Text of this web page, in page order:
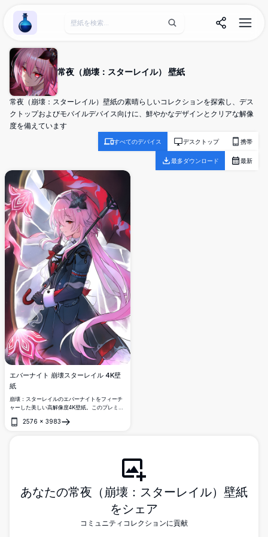
Wallpaper Alchemy
常夜（崩壊：スターレイル） 壁紙
常夜（崩壊：スターレイル）壁紙の素晴らしいコレクションを探索し、デス
クトップおよびモバイルデバイス向けに、鮮やかなデザインとクリアな解像
度を備えています
すべてのデバイス デスクトップ 携帯
最多ダウンロード 最新
エバーナイト 崩壊スターレイル 4K壁
紙
崩壊：スターレイルのエバーナイトをフィーチ
ャーした美しい高解像度4K壁紙。このプレミア
の髪、華やかな花の装飾、ドラマチックな背景
2576 × 3983
開く
あなたの常夜（崩壊：スターレイル）壁紙
をシェア
コミュニティコレクションに貢献